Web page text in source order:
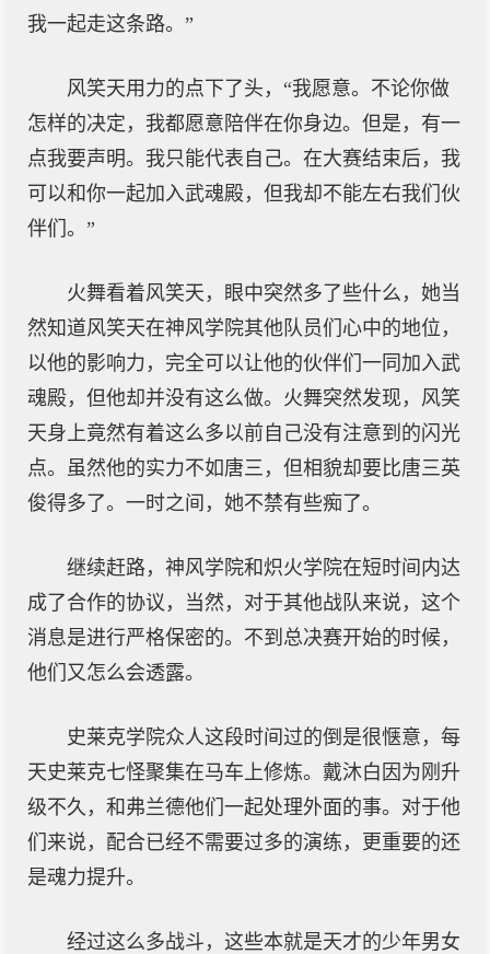
我一起走这条路。”
风笑天用力的点下了头，“我愿意。不论你做
怎样的决定，我都愿意陪伴在你身边。但是，有一
点我要声明。我只能代表自己。在大赛结束后，我
可以和你一起加入武魂殿，但我却不能左右我们伙
伴们。”
火舞看着风笑天，眼中突然多了些什么，她当
然知道风笑天在神风学院其他队员们心中的地位，
以他的影响力，完全可以让他的伙伴们一同加入武
魂殿，但他却并没有这么做。火舞突然发现，风笑
天身上竟然有着这么多以前自己没有注意到的闪光
点。虽然他的实力不如唐三，但相貌却要比唐三英
俊得多了。一时之间，她不禁有些痴了。
继续赶路，神风学院和炽火学院在短时间内达
成了合作的协议，当然，对于其他战队来说，这个
消息是进行严格保密的。不到总决赛开始的时候，
他们又怎么会透露。
史莱克学院众人这段时间过的倒是很惬意，每
天史莱克七怪聚集在马车上修炼。戴沐白因为刚升
级不久，和弗兰德他们一起处理外面的事。对于他
们来说，配合已经不需要过多的演练，更重要的还
是魂力提升。
经过这么多战斗，这些本就是天才的少年男女